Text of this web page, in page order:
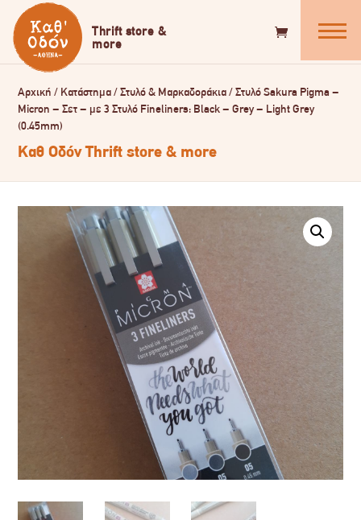
Αρχική / Κατάστημα/Στυλό & Μαρκαδοράκια/Στυλό Sakura Pigma –
Micron – Σετ – με 3 Στυλό Fineliners: Black – Grey – Light Grey
(0.45mm)
Καθ Οδόν Thrift store & more